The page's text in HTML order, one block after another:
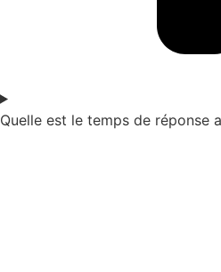
Quelle est le temps de réponse